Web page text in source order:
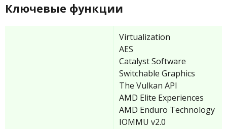
Ключевые функции
Virtualization
AES
Catalyst Software
Switchable Graphics
The Vulkan API
AMD Elite Experiences
AMD Enduro Technology
IOMMU v2.0